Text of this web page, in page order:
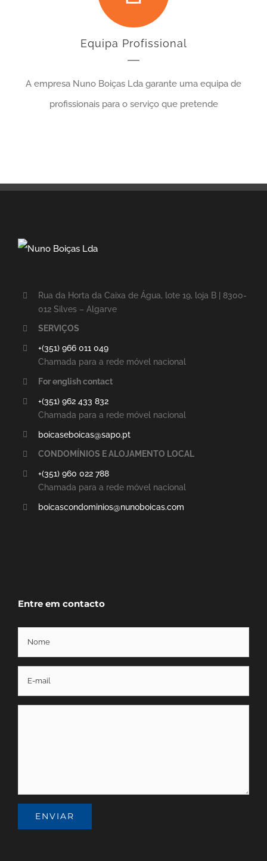
Equipa Profissional
A empresa Nuno Boiças Lda garante uma equipa de
profissionais para o serviço que pretende
Rua da Horta da Caixa de Água, lote 19, loja B | 8300-
012 Silves – Algarve
SERVIÇOS
+(351) 966 011 049
Chamada para a rede móvel nacional
For english contact
+(351) 962 433 832
Chamada para a rede móvel nacional
boicaseboicas@sapo.pt
CONDOMÍNIOS E ALOJAMENTO LOCAL
+(351) 960 022 788
Chamada para a rede móvel nacional
boicascondominios@nunoboicas.com
Entre em contacto